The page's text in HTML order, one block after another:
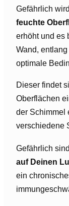
Gefährlich
feuchte
erhöht und es
Wand,
optimale
Dieser findet
Oberflächen
der Schimmel
verschiedene
Gefährlich
auf Deinen
ein